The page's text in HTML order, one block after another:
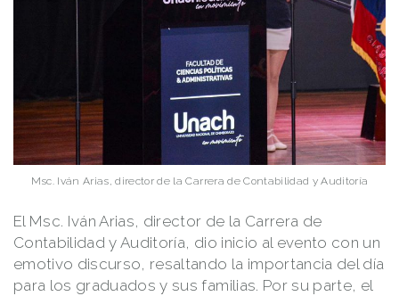
Msc. Iván Arias, director de la Carrera de Contabilidad y Auditoría
El Msc. Iván Arias, director de la Carrera de
Contabilidad y Auditoría, dio inicio al evento con un
emotivo discurso, resaltando la importancia del día
para los graduados y sus familias. Por su parte, el